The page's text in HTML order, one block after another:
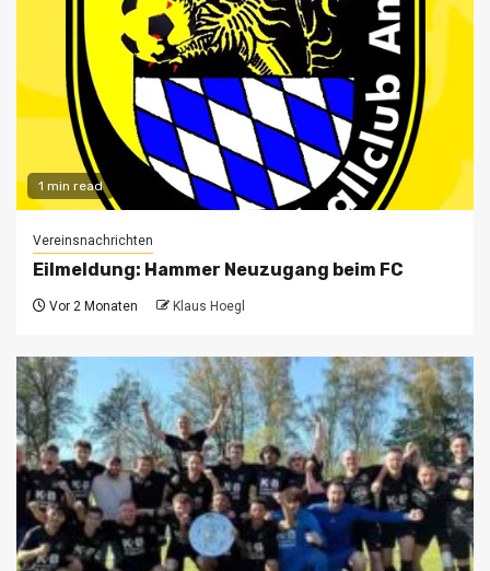
1 min read
Vereinsnachrichten
Eilmeldung: Hammer Neuzugang beim FC
Vor 2 Monaten Klaus Hoegl